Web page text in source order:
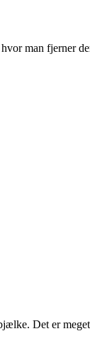
man fjerner
Det er